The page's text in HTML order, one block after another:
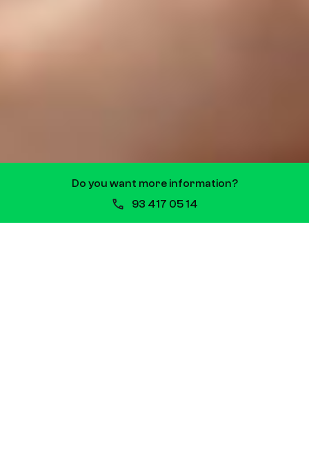
Do you want more information?
93 417 05 14